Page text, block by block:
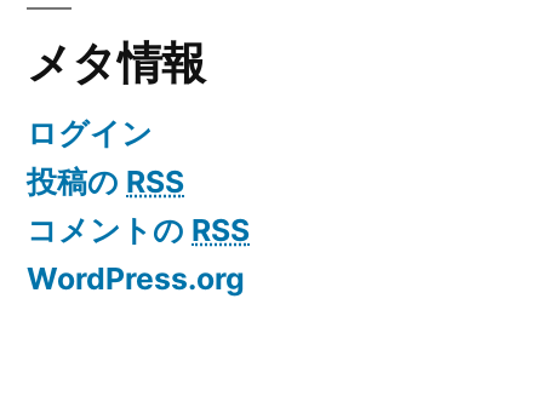
メタ情報
ログイン
投稿の RSS
コメントの RSS
WordPress.org